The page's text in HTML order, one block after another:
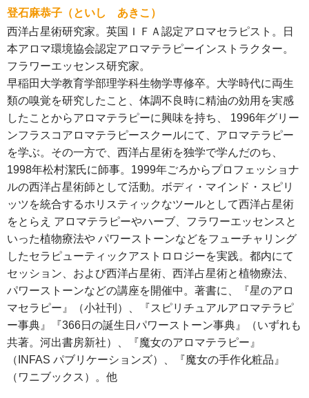
登石麻恭子（といし あきこ）
西洋占星術研究家。英国ＩＦＡ認定アロマセラピスト。日
本アロマ環境協会認定アロマテラピーインストラクター。
フラワーエッセンス研究家。
早稲田大学教育学部理学科生物学専修卒。大学時代に両生
類の嗅覚を研究したこと、体調不良時に精油の効用を実感
したことからアロマテラピーに興味を持ち、 1996年グリー
ンフラスコアロマテラピースクールにて、アロマテラピー
を学ぶ。その一方で、西洋占星術を独学で学んだのち、
1998年松村潔氏に師事。1999年ごろからプロフェッショナ
ルの西洋占星術師として活動。ボディ・マインド・スピリ
ッツを統合するホリスティックなツールとして西洋占星術
をとらえ アロマテラピーやハーブ、フラワーエッセンスと
いった植物療法や パワーストーンなどをフューチャリング
したセラピューティックアストロロジーを実践。都内にて
セッション、および西洋占星術、西洋占星術と植物療法、
パワーストーンなどの講座を開催中。著書に、『星のアロ
マセラピー』（小社刊）、『スピリチュアルアロマテラピ
ー事典』『366日の誕生日パワーストーン事典』（いずれも
共著。河出書房新社）、『魔女のアロマテラピー』
（INFAS パブリケーションズ）、『魔女の手作化粧品』
（ワニブックス）。他